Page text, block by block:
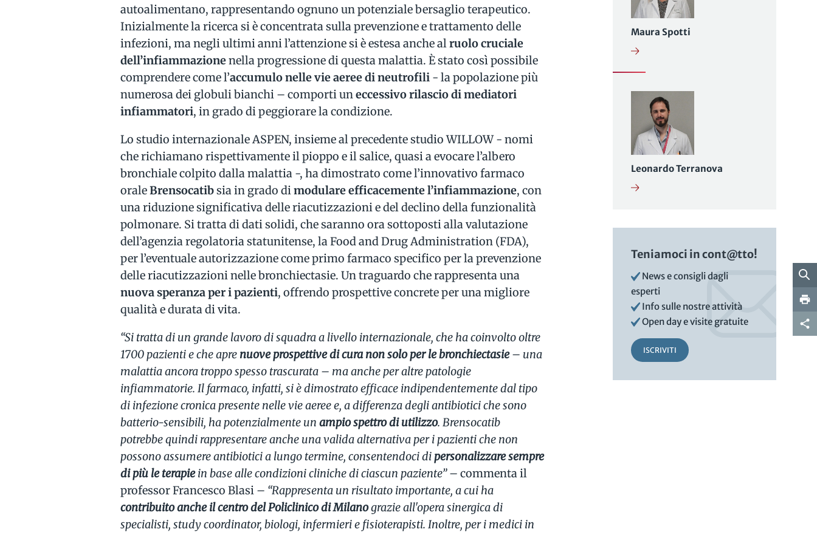
autoalimentano, rappresentando ognuno un potenziale bersaglio terapeutico.
Inizialmente la ricerca si è concentrata sulla prevenzione e trattamento delle
infezioni, ma negli ultimi anni l’attenzione si è estesa anche alruolo cruciale
dell’infiammazionenella progressione di questa malattia. È stato così possibile
comprendere come l’accumulo nelle vie aeree di neutrofili - la popolazione più
numerosa dei globuli bianchi – comporti uneccessivo rilascio di mediatori
infiammatori, in grado di peggiorare la condizione.
Lo studio internazionale ASPEN, insieme al precedente studio WILLOW - nomi
che richiamano rispettivamente il pioppo e il salice, quasi a evocare l’albero
bronchiale colpito dalla malattia -, ha dimostrato come l’innovativo farmaco
oraleBrensocatibsia in grado dimodulare efficacemente l’infiammazione, con
una riduzione significativa delle riacutizzazioni e del declino della funzionalità
polmonare. Si tratta di dati solidi, che saranno ora sottoposti alla valutazione
dell’agenzia regolatoria statunitense, la Food and Drug Administration (FDA),
per l’eventuale autorizzazione come primo farmaco specifico per la prevenzione
delle riacutizzazioni nelle bronchiectasie. Un traguardo che rappresenta una
nuova speranza per i pazienti, offrendo prospettive concrete per una migliore
qualità e durata di vita.
“Si tratta di un grande lavoro di squadra a livello internazionale, che ha coinvolto oltre
1700 pazienti e che apre nuove prospettive di cura non solo per le bronchiectasie– una
malattia ancora troppo spesso trascurata – ma anche per altre patologie
infiammatorie. Il farmaco, infatti, si è dimostrato efficace indipendentemente dal tipo
di infezione cronica presente nelle vie aeree e, a differenza degli antibiotici che sono
batterio-sensibili, ha potenzialmente unampio spettro di utilizzo. Brensocatib
potrebbe quindi rappresentare anche una valida alternativa per i pazienti che non
possono assumere antibiotici a lungo termine, consentendoci dipersonalizzare sempre
di più le terapiein base alle condizioni cliniche di ciascun paziente” –commenta il
professor Francesco Blasi – “Rappresenta un risultato importante, a cui ha
contribuito anche il centro del Policlinico di Milanograzie all'opera sinergica di
specialisti, study coordinator, biologi, infermieri e fisioterapisti. Inoltre, per i medici in
Maura Spotti
Leonardo Terranova
Teniamoci in cont@tto!
News e consigli dagli
esperti
Info sulle nostre attività
Open day e visite gratuite
ISCRIVITI